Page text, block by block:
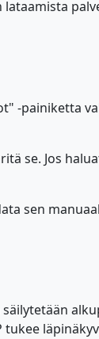
lataamista
-painiketta
se. Jos
sen